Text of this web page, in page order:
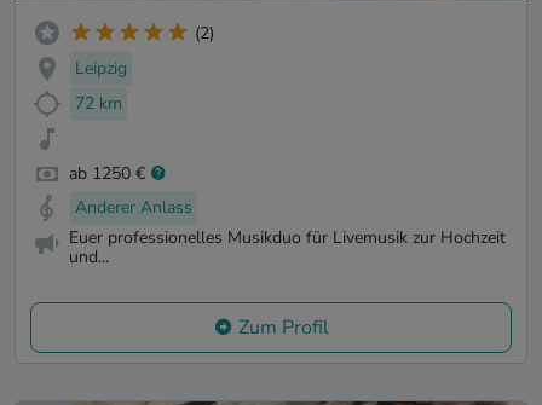
(2)
Leipzig
72 km
ab 1250 €
Anderer Anlass
Euer professionelles Musikduo für Livemusik zur Hochzeit
und...
Zum Profil